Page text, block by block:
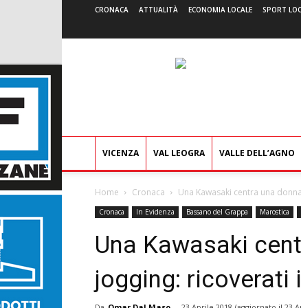
CRONACA ATTUALITÀ ECONOMIA LOCALE SPORT
VICENZA VAL LEOGRA VALLE DELL’AGNO
Home Cronaca Una Kawasaki centra una
Cronaca In Evidenza Bassano del Grappa Marostica
Una Kawasaki
jogging: ricoverati